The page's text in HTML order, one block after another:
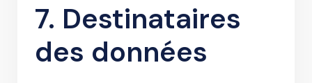
7. Destinataires
des données